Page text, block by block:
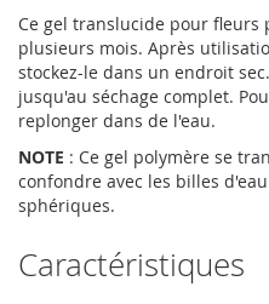
Ce gel translucide pour
plusieurs mois. Après
stockez-le dans un endroit
jusqu'au séchage complet.
replonger dans de l'eau.
NOTE : Ce gel polymère se
confondre avec les billes
sphériques.
Caractéristiques